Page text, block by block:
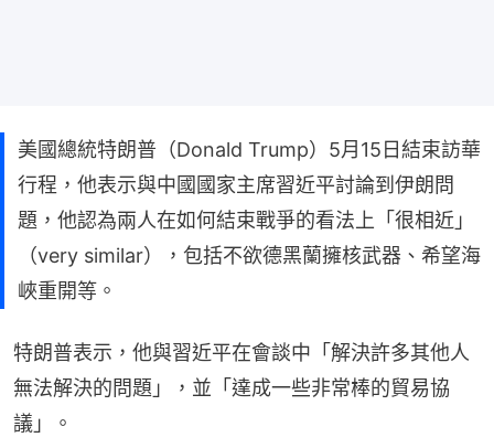
美國總統特朗普（Donald Trump）5月15日結束訪華
行程，他表示與中國國家主席習近平討論到伊朗問
題，他認為兩人在如何結束戰爭的看法上「很相近」
（very similar），包括不欲德黑蘭擁核武器、希望海
峽重開等。
特朗普表示，他與習近平在會談中「解決許多其他人
無法解決的問題」，並「達成一些非常棒的貿易協
議」。